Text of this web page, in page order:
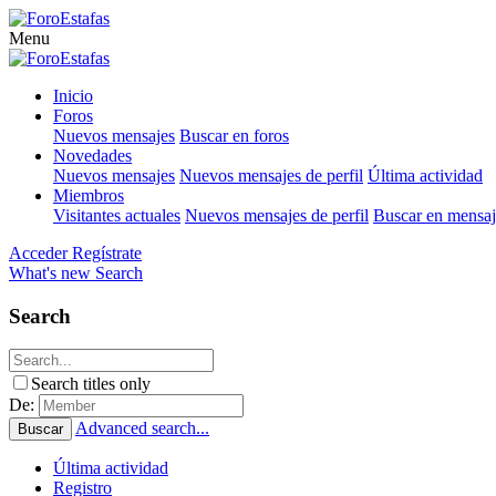
Menu
Inicio
Foros
Nuevos mensajes Buscar en foros
Novedades
Nuevos mensajes Nuevos mensajes de perfil Última actividad
Miembros
Visitantes actuales Nuevos mensajes de perfil Buscar en
Acceder Regístrate
What's new Search
Search
Search titles only
De:
Buscar Advanced search...
Última actividad
Registro